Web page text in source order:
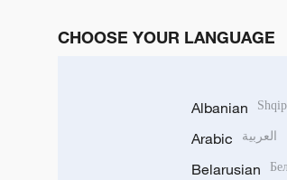
CHOOSE YOUR LANGUAGE
Albanian Shqip
Arabic العربية
Belarusian